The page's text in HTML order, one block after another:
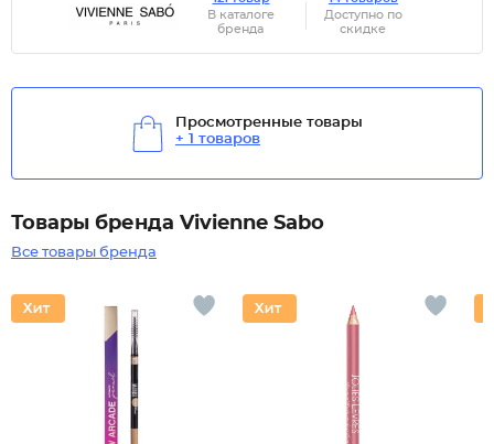
В каталоге
бренда
Доступно по
скидке
Просмотренные товары
+ 1 товаров
Товары бренда Vivienne Sabo
Все товары бренда